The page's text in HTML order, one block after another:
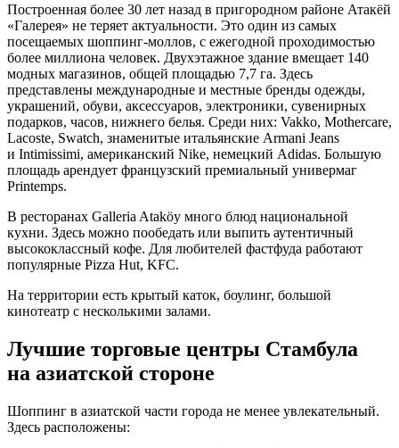
Построенная более 30 лет назад в пригородном районе Атакёй
«Галерея» не теряет актуальности. Это один из самых
посещаемых шоппинг-моллов, с ежегодной проходимостью
более миллиона человек. Двухэтажное здание вмещает 140
модных магазинов, общей площадью 7,7 га. Здесь
представлены международные и местные бренды одежды,
украшений, обуви, аксессуаров, электроники, сувенирных
подарков, часов, нижнего белья. Среди них: Vakko, Mothercare,
Lacoste, Swatch, знаменитые итальянские Armani Jeans
и Intimissimi, американский Nike, немецкий Adidas. Большую
площадь арендует французский премиальный универмаг
Printemps.
В ресторанах Galleria Ataköy много блюд национальной
кухни. Здесь можно пообедать или выпить аутентичный
высококлассный кофе. Для любителей фастфуда работают
популярные Pizza Hut, KFC.
На территории есть крытый каток, боулинг, большой
кинотеатр с несколькими залами.
Лучшие торговые центры Стамбула
на азиатской стороне
Шоппинг в азиатской части города не менее увлекательный.
Здесь расположены: